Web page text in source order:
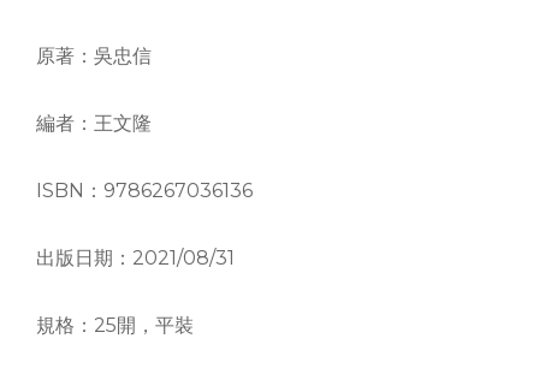
原著：吳忠信
編者：王文隆
ISBN：9786267036136
出版日期：2021/08/31
規格：25開，平裝